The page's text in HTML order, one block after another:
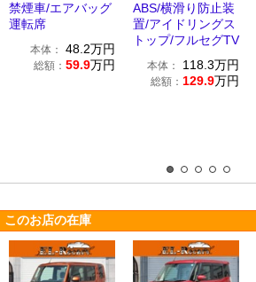
禁煙車/エアバッグ
運転席
本体： 48.2万円
総額： 59.9万円
ABS/横滑り防止装
置/アイドリングス
トップ/フルセグTV
本体： 118.3万円
総額： 129.9万円
このお店の在庫